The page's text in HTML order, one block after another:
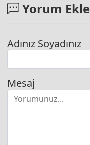
Yorum Ekle
Adınız Soyadınız
Mesaj